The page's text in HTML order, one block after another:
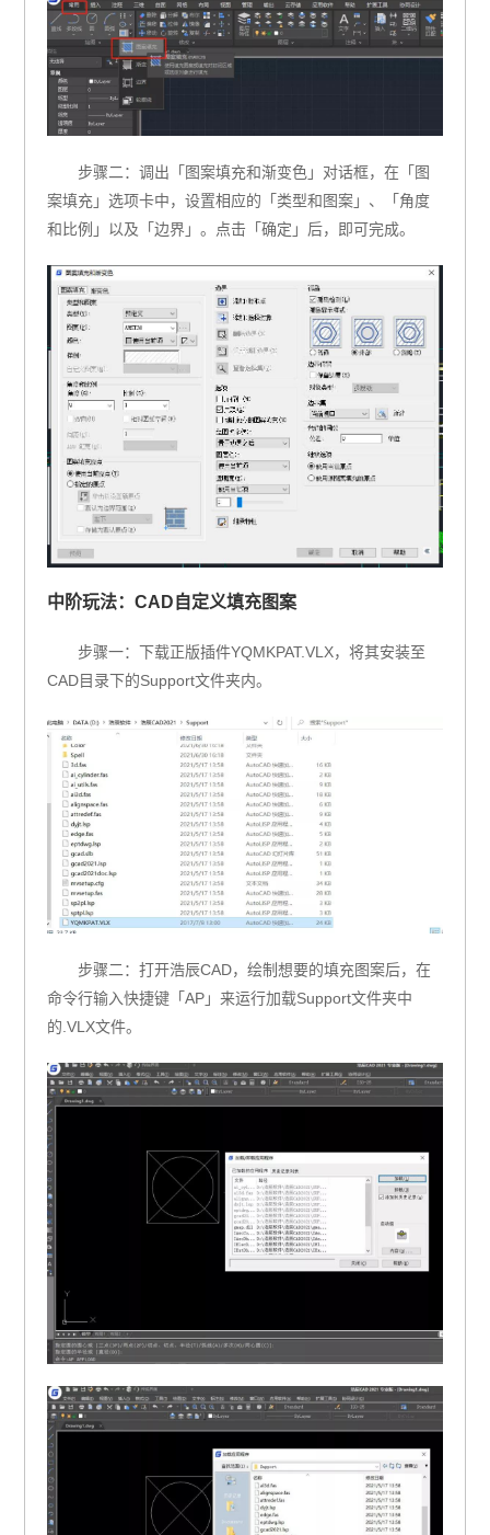
步骤二：调出「图案填充和渐变色」对话框，在「图
案填充」选项卡中，设置相应的「类型和图案」、「角度
和比例」以及「边界」。点击「确定」后，即可完成。
中阶玩法：CAD自定义填充图案
步骤一：下载正版插件YQMKPAT.VLX，将其安装至
CAD目录下的Support文件夹内。
步骤二：打开浩辰CAD，绘制想要的填充图案后，在
命令行输入快捷键「AP」来运行加载Support文件夹中
的.VLX文件。